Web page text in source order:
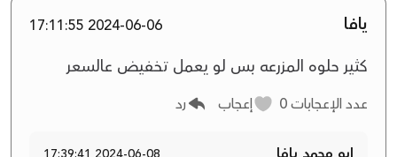
يافا 2024-06-06 17:11:55
كثير حلوه المزرعه بس لو يعمل تخفيض عالسعر
عدد الإعجابات إعجاب رد